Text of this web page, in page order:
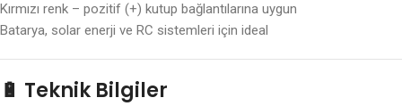
Kırmızı renk – pozitif (+) kutup bağlantılarına uygun
Batarya, solar enerji ve RC sistemleri için ideal
🔋 Teknik Bilgiler